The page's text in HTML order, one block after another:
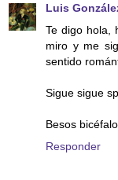
Luis
Te digo hola,
miro y me
sentido
Sigue sigue
Besos
Responder